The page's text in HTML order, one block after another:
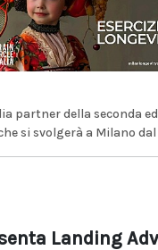
partner della seconda
si svolgerà a Milano dal
Landing